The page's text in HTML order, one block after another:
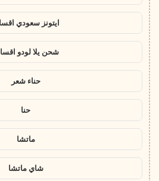
ايتونز سعودي
شحن يلا لودو
حناء شعر
حنا
ماتشا
شاي ماتشا